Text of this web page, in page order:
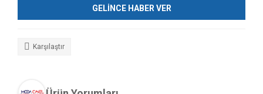
GELİNCE HABER VER
Karşılaştır